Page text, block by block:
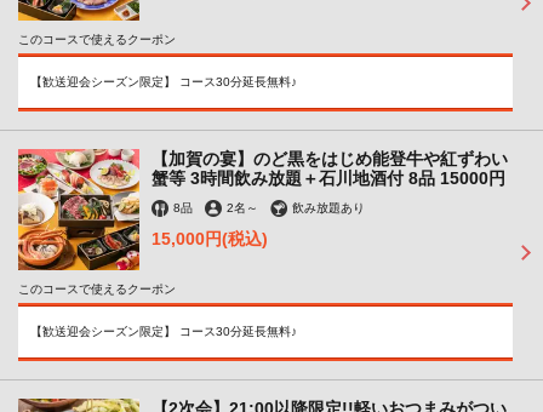
このコースで使えるクーポン
【歓送迎会シーズン限定】 コース30分延長無料♪
【加賀の宴】のど黒をはじめ能登牛や紅ずわい
蟹等 3時間飲み放題＋石川地酒付 8品 15000円
8品 2名 ～ 飲み放題あり
15,000円(税込)
このコースで使えるクーポン
【歓送迎会シーズン限定】 コース30分延長無料♪